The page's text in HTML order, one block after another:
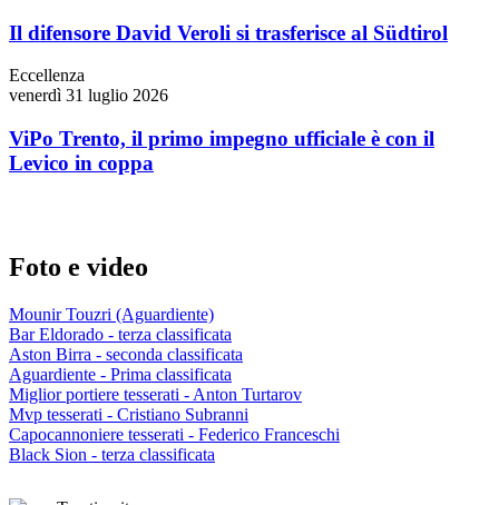
Il difensore David Veroli si trasferisce al Südtirol
Eccellenza
venerdì 31 luglio 2026
ViPo Trento, il primo impegno ufficiale è con il
Levico in coppa
Foto e video
Mounir Touzri (Aguardiente)
Bar Eldorado - terza classificata
Aston Birra - seconda classificata
Aguardiente - Prima classificata
Miglior portiere tesserati - Anton Turtarov
Mvp tesserati - Cristiano Subranni
Capocannoniere tesserati - Federico Franceschi
Black Sion - terza classificata